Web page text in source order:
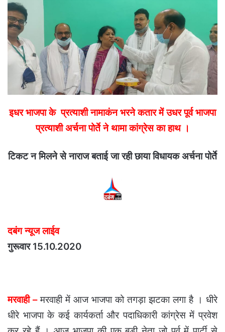
इधर भाजपा के प्रत्याशी नामाकंन भरने कतार में उधर पूर्व भाजपा
प्रत्याशी अर्चना पोर्ते ने थामा कांग्रेस का हाथ ।
टिकट न मिलने से नाराज बताई जा रही छाया विधायक अर्चना पोर्ते
दबंग न्यूज लाईव
गुरूवार 15.10.2020
मरवाही – मरवाही में आज भाजपा को तगड़ा झटका लगा है । धीरे
धीरे भाजपा के कई कार्यकर्ता और पदाधिकारी कांग्रेस में प्रवेश